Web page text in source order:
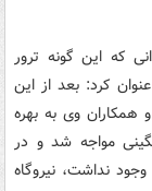
که این گونه ترور
کرد: بعد از این
همکاران وی به بهره
مواجه شد و در
نداشت، نیروگاه